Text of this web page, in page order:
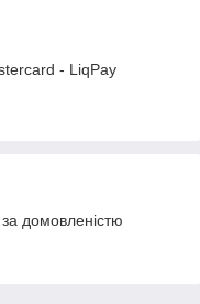
- LiqPay
домовленістю